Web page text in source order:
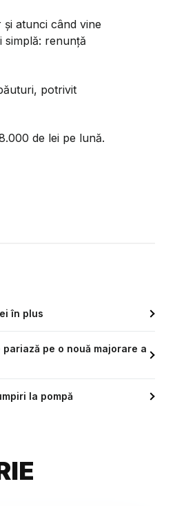
atunci când vine
simplă: renunță
potrivit
de lei pe lună.
în plus
pe o nouă majorare a
la pompă